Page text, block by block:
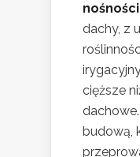
dachy, z
cięższe
budową,